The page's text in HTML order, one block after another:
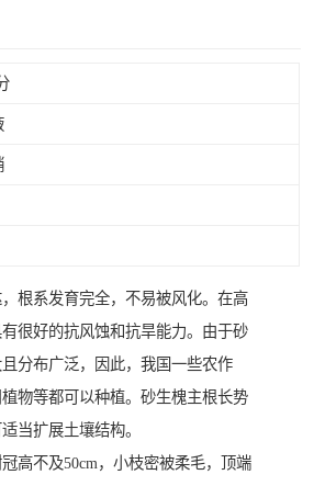
根系发育完全，不易被风化。在高
很好的抗风蚀和抗旱能力。由于砂
分布广泛，因此，我国一些农作
物等都可以种植。砂生槐主根长势
当扩展土壤结构。
高不及50cm，小枝密被柔毛，顶端